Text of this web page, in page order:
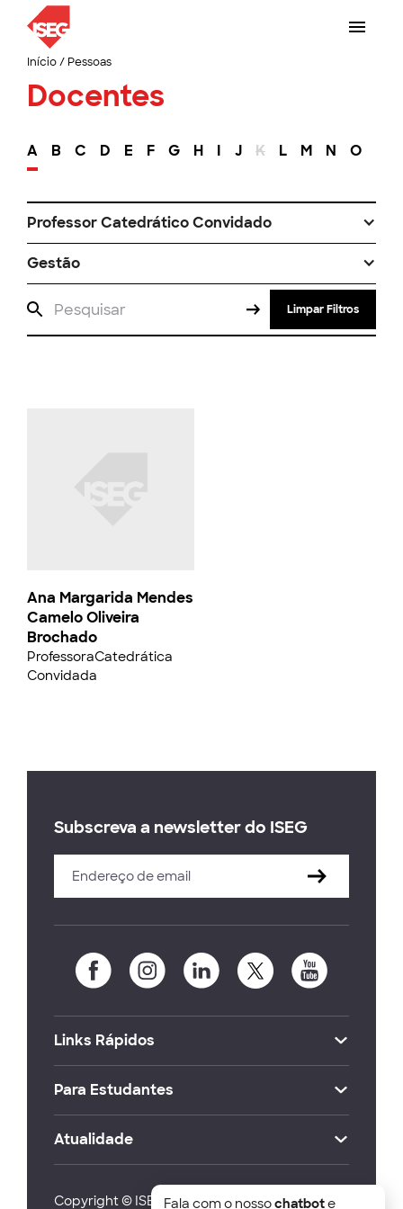
Início/ Pessoas
Docentes
A B C D E F G H I J K L M N O
Professor Catedrático Convidado
Gestão
Limpar Filtros
Ana Margarida Mendes
Camelo Oliveira
Brochado
ProfessoraCatedrática
Convidada
Subscreva a newsletter do ISEG
Links Rápidos
Para Estudantes
Atualidade
Copyright © ISEG Lisbon School of Economics
Fala com o nossochatbote